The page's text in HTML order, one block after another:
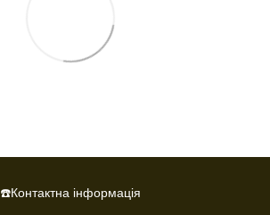
☎️Контактна інформація